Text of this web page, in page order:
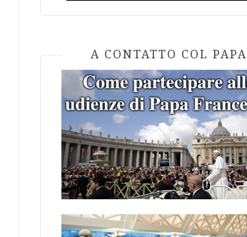
A CONTATTO COL PAPA